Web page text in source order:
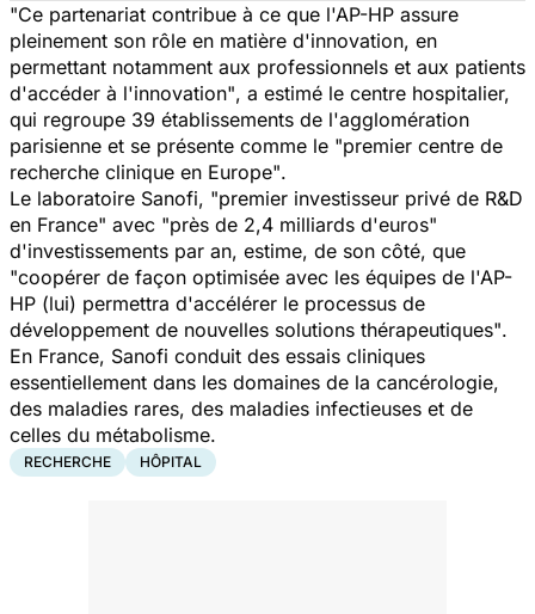
"Ce partenariat contribue à ce que l'AP-HP assure
pleinement son rôle en matière d'innovation, en
permettant notamment aux professionnels et aux patients
d'accéder à l'innovation", a estimé le centre hospitalier,
qui regroupe 39 établissements de l'agglomération
parisienne et se présente comme le "premier centre de
recherche clinique en Europe".
Le laboratoire Sanofi, "premier investisseur privé de R&D
en France" avec "près de 2,4 milliards d'euros"
d'investissements par an, estime, de son côté, que
"coopérer de façon optimisée avec les équipes de l'AP-
HP (lui) permettra d'accélérer le processus de
développement de nouvelles solutions thérapeutiques".
En France, Sanofi conduit des essais cliniques
essentiellement dans les domaines de la cancérologie,
des maladies rares, des maladies infectieuses et de
celles du métabolisme.
RECHERCHE HÔPITAL